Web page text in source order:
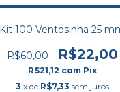
Kit 100 Ventosinha 25
R$60,00 R$22,00
R$21,12 com Pix
3 x de R$7,33 sem juros